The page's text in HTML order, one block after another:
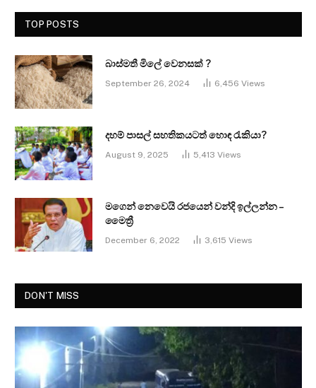
TOP POSTS
බාස්මතී මිලේ වෙනසක් ?
September 26, 2024 6,456 Views
දහම් පාසල් සහතිකයටත් හොඳ රැකියා?
August 9, 2025 5,413 Views
මගෙන් නෙවෙයි රජයෙන් වන්දි ඉල්ලන්න –
මෛත්‍රී
December 6, 2022 3,615 Views
DON'T MISS